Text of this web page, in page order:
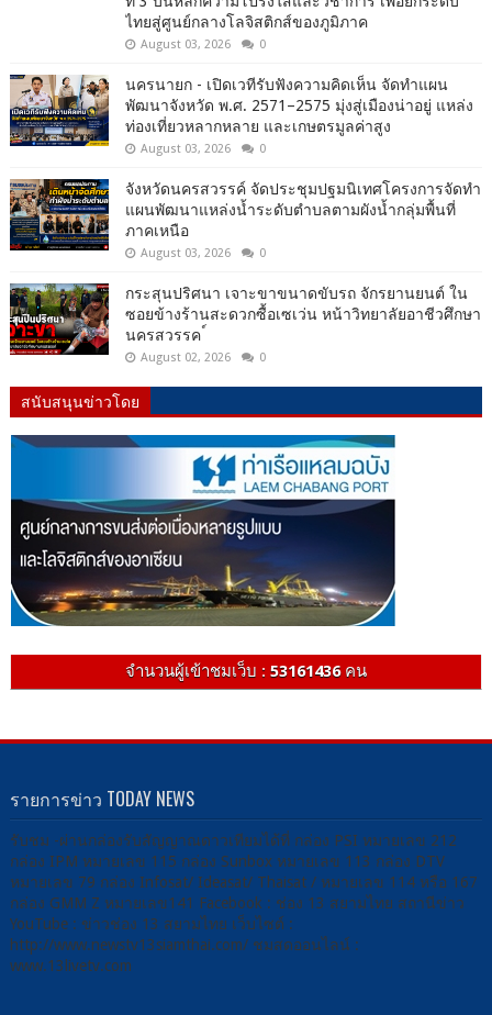
ไทยสู่ศูนย์กลางโลจิสติกส์ของภูมิภาค
August 03, 2026 0
นครนายก - เปิดเวทีรับฟังความคิดเห็น จัดทำแผน
พัฒนาจังหวัด พ.ศ. 2571–2575 มุ่งสู่เมืองน่าอยู่ แหล่ง
ท่องเที่ยวหลากหลาย และเกษตรมูลค่าสูง
August 03, 2026 0
จังหวัดนครสวรรค์ จัดประชุมปฐมนิเทศโครงการจัดทำ
แผนพัฒนาแหล่งน้ำระดับตำบลตามผังน้ำกลุ่มพื้นที่
ภาคเหนือ
August 03, 2026 0
กระสุนปริศนา เจาะขาขนาดขับรถ จักรยานยนต์ ใน
ซอยข้างร้านสะดวกซื้อเซเว่น หน้าวิทยาลัยอาชีวศึกษา
นครสวรรค ์
August 02, 2026 0
สนับสนุนข่าวโดย
จำนวนผู้เข้าชมเว็บ : 53161436คน
รายการข่าว TODAY NEWS
รับชม -ผ่านกล่องรับสัญญาณดาวเทียมได้ที่ กล่อง PSI หมายเลข 212
กล่อง IPM หมายเลข 115 กล่อง Sunbox หมายเลข 113 กล่อง DTV
หมายเลข 79 กล่อง Infosat/ Ideasat/ Thaisat / หมายเลข 114 หรือ 167
กล่อง GMM Z หมายเลข141 Facebook : ช่อง 13 สยามไทย สถานีข่าว
YouTube : ข่าวช่อง 13 สยามไทย เว็บไซต์ :
http://www.newstv13siamthai.com/ ชมสดออนไลน์ :
www.13livetv.com